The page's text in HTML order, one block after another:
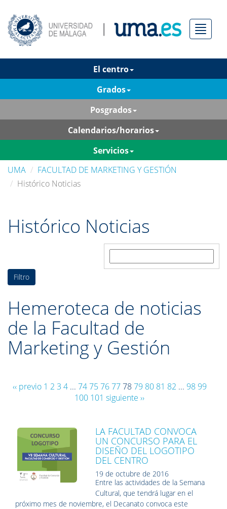
Menú
El centro
Grados
Posgrados
Calendarios/horarios
Servicios
UMA
FACULTAD DE MARKETING Y GESTIÓN
Histórico Noticias
Histórico Noticias
Hemeroteca de noticias
de la Facultad de
Marketing y Gestión
‹‹ previo 1 2 3 4... 74 75 76 77 78 79 80 81 82 ... 98 99
100 101 siguiente ››
LA FACULTAD CONVOCA
UN CONCURSO PARA EL
DISEÑO DEL LOGOTIPO
DEL CENTRO
19 de octubre de 2016
Entre las actividades de la Semana
Cultural, que tendrá lugar en el
próximo mes de noviembre, el Decanato convoca este